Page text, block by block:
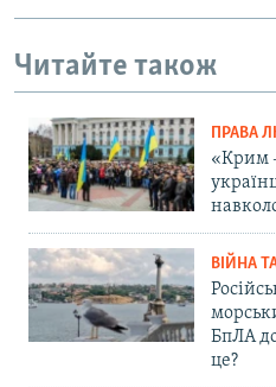
Читайте також
ПРАВА
«Крим
ВІЙНА
БпЛА
це?